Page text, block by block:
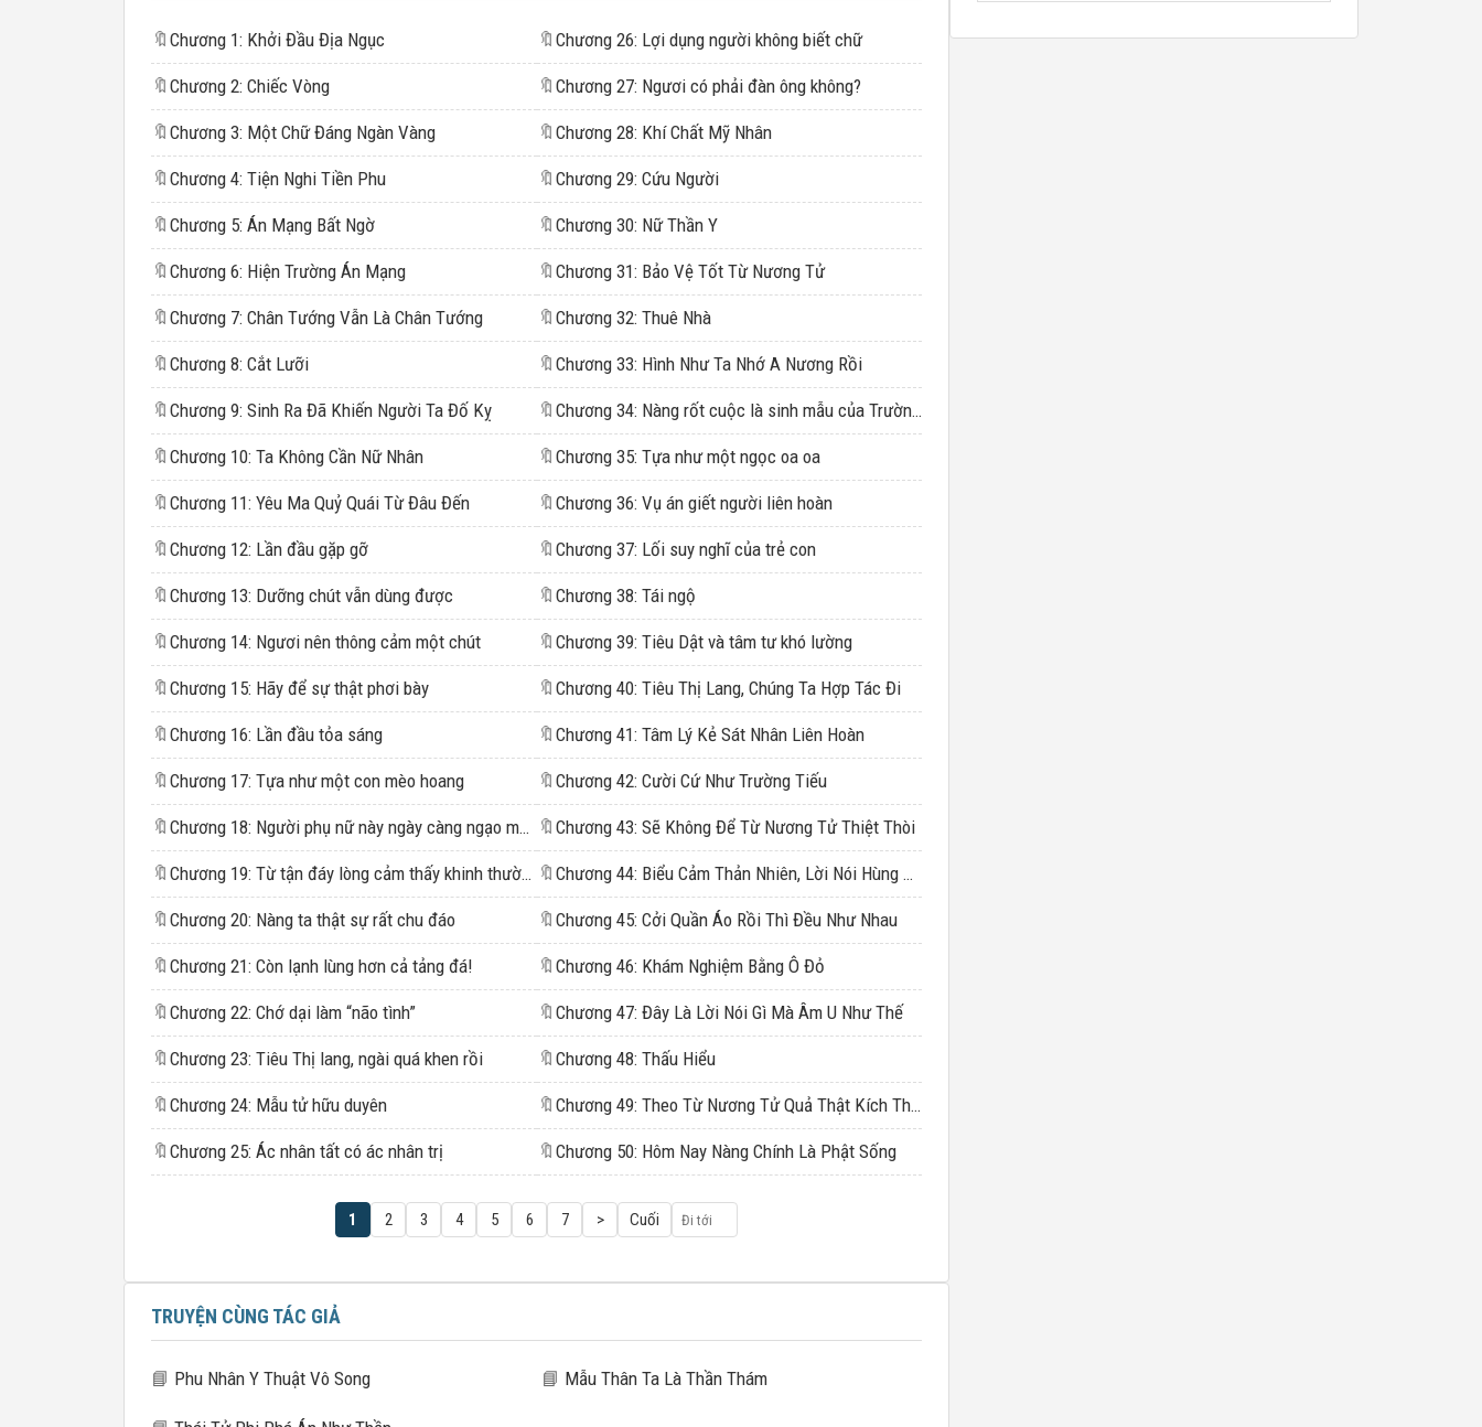
🔖 Chương 1: Khởi Đầu Địa Ngục
🔖 Chương 2: Chiếc Vòng
🔖 Chương 3: Một Chữ Đáng Ngàn Vàng
🔖 Chương 4: Tiện Nghi Tiền Phu
🔖 Chương 5: Án Mạng Bất Ngờ
🔖 Chương 6: Hiện Trường Án Mạng
🔖 Chương 7: Chân Tướng Vẫn Là Chân Tướng
🔖 Chương 8: Cắt Lưỡi
🔖 Chương 9: Sinh Ra Đã Khiến Người Ta Đố Kỵ
🔖 Chương 10: Ta Không Cần Nữ Nhân
🔖 Chương 11: Yêu Ma Quỷ Quái Từ Đâu Đến
🔖 Chương 12: Lần đầu gặp gỡ
🔖 Chương 13: Dưỡng chút vẫn dùng được
🔖 Chương 14: Ngươi nên thông cảm một chút
🔖 Chương 15: Hãy để sự thật phơi bày
🔖 Chương 16: Lần đầu tỏa sáng
🔖 Chương 17: Tựa như một con mèo hoang
🔖 Chương 18: Người phụ nữ này ngày càng ngạo mạn
🔖 Chương 19: Từ tận đáy lòng cảm thấy khinh thường
🔖 Chương 20: Nàng ta thật sự rất chu đáo
🔖 Chương 21: Còn lạnh lùng hơn cả tảng đá!
🔖 Chương 22: Chớ dại làm “não tình”
🔖 Chương 23: Tiêu Thị lang, ngài quá khen rồi
🔖 Chương 24: Mẫu tử hữu duyên
🔖 Chương 25: Ác nhân tất có ác nhân trị
🔖 Chương 26: Lợi dụng người không biết chữ
🔖 Chương 27: Ngươi có phải đàn ông không?
🔖 Chương 28: Khí Chất Mỹ Nhân
🔖 Chương 29: Cứu Người
🔖 Chương 30: Nữ Thần Y
🔖 Chương 31: Bảo Vệ Tốt Từ Nương Tử
🔖 Chương 32: Thuê Nhà
🔖 Chương 33: Hình Như Ta Nhớ A Nương Rồi
🔖 Chương 34: Nàng rốt cuộc là sinh mẫu của Trường Tiếu
🔖 Chương 35: Tựa như một ngọc oa oa
🔖 Chương 36: Vụ án giết người liên hoàn
🔖 Chương 37: Lối suy nghĩ của trẻ con
🔖 Chương 38: Tái ngộ
🔖 Chương 39: Tiêu Dật và tâm tư khó lường
🔖 Chương 40: Tiêu Thị Lang, Chúng Ta Hợp Tác Đi
🔖 Chương 41: Tâm Lý Kẻ Sát Nhân Liên Hoàn
🔖 Chương 42: Cười Cứ Như Trường Tiếu
🔖 Chương 43: Sẽ Không Để Từ Nương Tử Thiệt Thòi
🔖 Chương 44: Biểu Cảm Thản Nhiên, Lời Nói Hùng Hồn
🔖 Chương 45: Cởi Quần Áo Rồi Thì Đều Như Nhau
🔖 Chương 46: Khám Nghiệm Bằng Ô Đỏ
🔖 Chương 47: Đây Là Lời Nói Gì Mà Âm U Như Thế
🔖 Chương 48: Thấu Hiểu
🔖 Chương 49: Theo Từ Nương Tử Quả Thật Kích Thích
🔖 Chương 50: Hôm Nay Nàng Chính Là Phật Sống
1 2 3 4 5 6 7 > Cuối
TRUYỆN CÙNG TÁC GIẢ
📘 Phu Nhân Y Thuật Vô Song 📘 Mẫu Thân Ta Là Thần Thám